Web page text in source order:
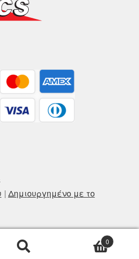
Δημιουργημένο με το
0